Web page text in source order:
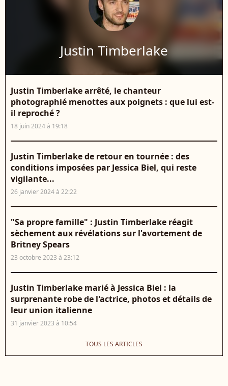
Justin Timberlake
Justin Timberlake arrêté, le chanteur
photographié menottes aux poignets : que lui est-
il reproché ?
18 juin 2024 à 19:18
Justin Timberlake de retour en tournée : des
conditions imposées par Jessica Biel, qui reste
vigilante...
26 janvier 2024 à 22:22
"Sa propre famille" : Justin Timberlake réagit
sèchement aux révélations sur l'avortement de
Britney Spears
23 octobre 2023 à 23:12
Justin Timberlake marié à Jessica Biel : la
surprenante robe de l'actrice, photos et détails de
leur union italienne
31 janvier 2023 à 10:54
TOUS LES ARTICLES